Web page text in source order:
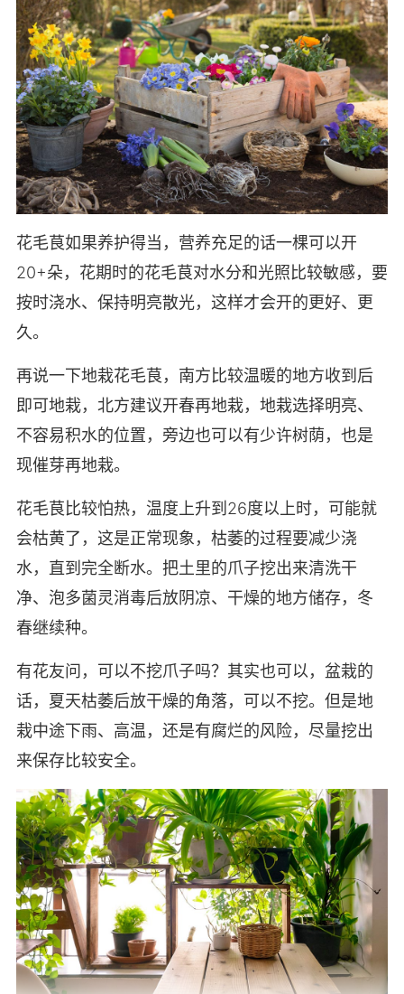
花毛茛如果养护得当，营养充足的话一棵可以开
20+朵，花期时的花毛茛对水分和光照比较敏感，要
按时浇水、保持明亮散光，这样才会开的更好、更
久。
再说一下地栽花毛茛，南方比较温暖的地方收到后
即可地栽，北方建议开春再地栽，地栽选择明亮、
不容易积水的位置，旁边也可以有少许树荫，也是
现催芽再地栽。
花毛茛比较怕热，温度上升到26度以上时，可能就
会枯黄了，这是正常现象，枯萎的过程要减少浇
水，直到完全断水。把土里的爪子挖出来清洗干
净、泡多菌灵消毒后放阴凉、干燥的地方储存，冬
春继续种。
有花友问，可以不挖爪子吗？其实也可以，盆栽的
话，夏天枯萎后放干燥的角落，可以不挖。但是地
栽中途下雨、高温，还是有腐烂的风险，尽量挖出
来保存比较安全。